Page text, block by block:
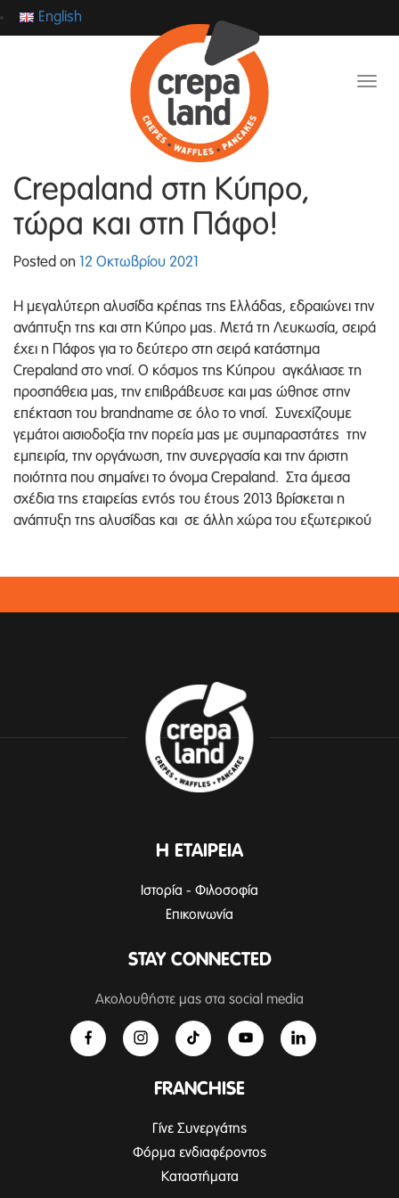
English
Crepaland στη Κύπρο,
τώρα και στη Πάφο!
Posted on 12 Οκτωβρίου 2021
Η μεγαλύτερη αλυσίδα κρέπας της Ελλάδας, εδραιώνει την
ανάπτυξη της και στη Κύπρο μας. Μετά τη Λευκωσία, σειρά
έχει η Πάφος για το δεύτερο στη σειρά κατάστημα
Crepaland στο νησί. Ο κόσμος της Κύπρου αγκάλιασε τη
προσπάθεια μας, την επιβράβευσε και μας ώθησε στην
επέκταση του brandname σε όλο το νησί. Συνεχίζουμε
γεμάτοι αισιοδοξία την πορεία μας με συμπαραστάτες την
εμπειρία, την οργάνωση, την συνεργασία και την άριστη
ποιότητα που σημαίνει το όνομα Crepaland. Στα άμεσα
σχέδια της εταιρείας εντός του έτους 2013 βρίσκεται η
ανάπτυξη της αλυσίδας και σε άλλη χώρα του εξωτερικού
Η ΕΤΑΙΡΕΙΑ
Ιστορία - Φιλοσοφία
Επικοινωνία
STAY CONNECTED
Ακολουθήστε μας στα social media
FRANCHISE
Γίνε Συνεργάτης
Φόρμα ενδιαφέροντος
Καταστήματα